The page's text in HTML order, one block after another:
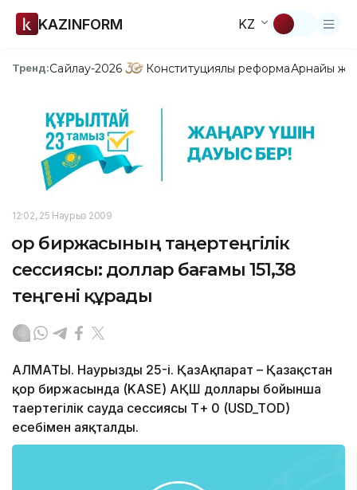
KAZINFORM KZ
Тренд:Сайлау-2026 Конституциялық реформаАрнайы
12:02, 25 Наурыз 2009
Қор биржасының таңертеңгілік
сессиясы: доллар бағамы 151,38
теңгені құрады
АЛМАТЫ. Наурыздың 25-і. ҚазАқпарат – Қазақстан
қор биржасында (KASE) АҚШ доллары бойынша
таңертеңгілік сауда сессиясы Т+ 0 (USD_TOD)
есебімен аяқталды.